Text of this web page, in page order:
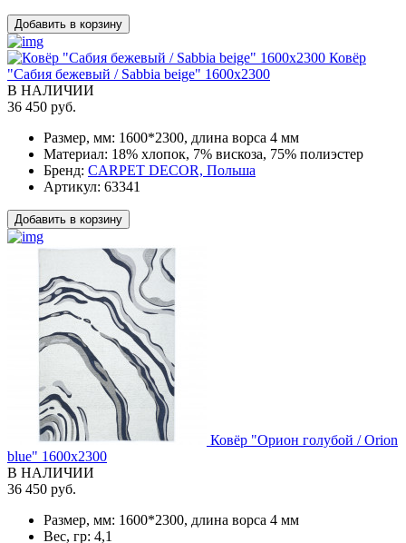
Добавить в корзину
Ковёр
"Сабия бежевый / Sabbia beige" 1600x2300
В НАЛИЧИИ
36 450 руб.
Размер, мм: 1600*2300, длина ворса 4 мм
Материал: 18% хлопок, 7% вискоза, 75% полиэстер
Бренд: CARPET DECOR, Польша
Артикул: 63341
Добавить в корзину
Ковёр "Орион голубой / Orion
blue" 1600x2300
В НАЛИЧИИ
36 450 руб.
Размер, мм: 1600*2300, длина ворса 4 мм
Вес, гр: 4,1